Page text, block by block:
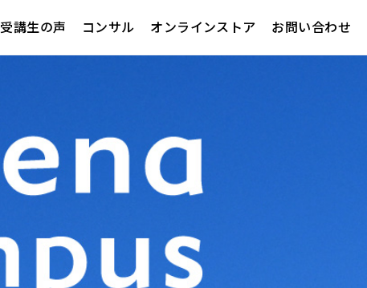
受講生の声 コンサル オンラインストア お問い合わせ